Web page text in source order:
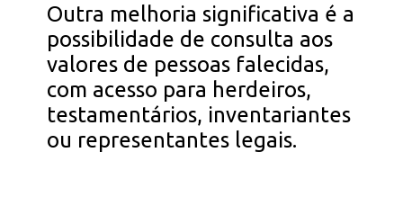
Outra melhoria significativa é a
possibilidade de consulta aos
valores de pessoas falecidas,
com acesso para herdeiros,
testamentários, inventariantes
ou representantes legais.